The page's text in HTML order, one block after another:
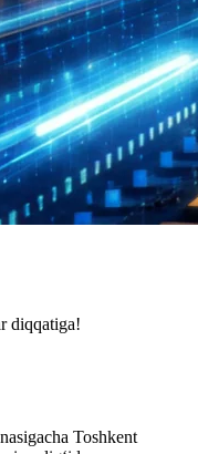
diqqatiga!
Toshkent